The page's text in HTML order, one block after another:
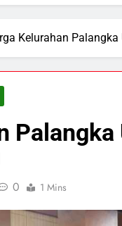
Kelurahan
0 1 Mins